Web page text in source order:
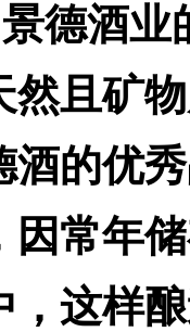
景德酒业
然且矿
酒的优
因常年
，这样